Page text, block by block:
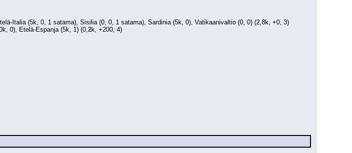
Italia (5k, 0, 1 satama), Sisilia (0, 0, 1 satama), Sardinia (5k, 0), Vatikaanivaltio (0, 0) (2,8k, +0, 3)
0), Etelä-Espanja (5k, 1) (0,2k, +200, 4)